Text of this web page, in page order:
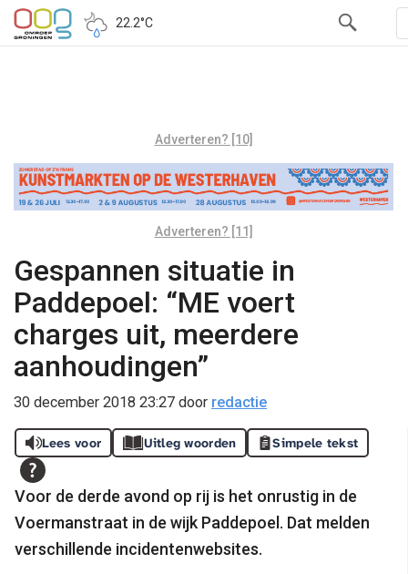
22.2°C
Adverteren? [10]
Adverteren? [11]
Gespannen situatie in
Paddepoel: “ME voert
charges uit, meerdere
aanhoudingen”
30 december 2018 23:27 door redactie
Lees voor Uitleg woorden Simpele tekst
Voor de derde avond op rij is het onrustig in de
Voermanstraat in de wijk Paddepoel. Dat melden
verschillende incidentenwebsites.